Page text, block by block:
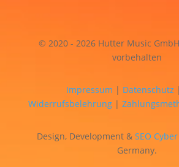
© 2020 - 2026 Hutter Music
vorbehalten
Impressum | Datenschutz |
Widerrufsbelehrung |
Design, Development & SEO
Germany.